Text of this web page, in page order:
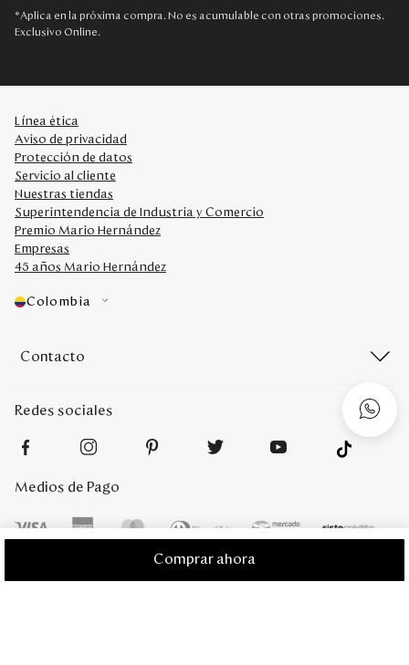
Comprar ahora
*Aplica en la próxima compra. No es acumulable con otras promociones.
Exclusivo Online.
Línea ética
Aviso de privacidad
Protección de datos
Servicio al cliente
Nuestras tiendas
Superintendencia de Industria y Comercio
Premio Mario Hernández
Empresas
45 años Mario Hernández
Colombia
Contacto
Redes sociales
Medios de Pago